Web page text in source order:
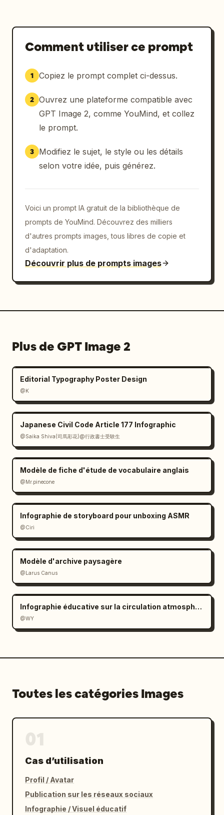
Comment utiliser ce prompt
1 Copiez le prompt complet ci-dessus.
2 Ouvrez une plateforme compatible avec
GPT Image 2, comme YouMind, et collez
le prompt.
3
Modifiez le sujet, le style ou les détails
selon votre idée, puis générez.
Voici un prompt IA gratuit de la bibliothèque de
prompts de YouMind. Découvrez des milliers
d'autres prompts images, tous libres de copie et
d'adaptation.
Découvrir plus de prompts images
Plus de GPT Image 2
Editorial Typography Poster Design
@K
Japanese Civil Code Article 177 Infographic
@Saika Shiva(司馬彩花)@行政書士受験生
Modèle de fiche d'étude de vocabulaire anglais
@Mr.pinecone
Infographie de storyboard pour unboxing ASMR
@Ciri
Modèle d'archive paysagère
@Larus Canus
Infographie éducative sur la circulation atmosphérique
@WY
Toutes les catégories Images
Cas d’utilisation
Profil / Avatar
Publication sur les réseaux sociaux
Infographie / Visuel éducatif